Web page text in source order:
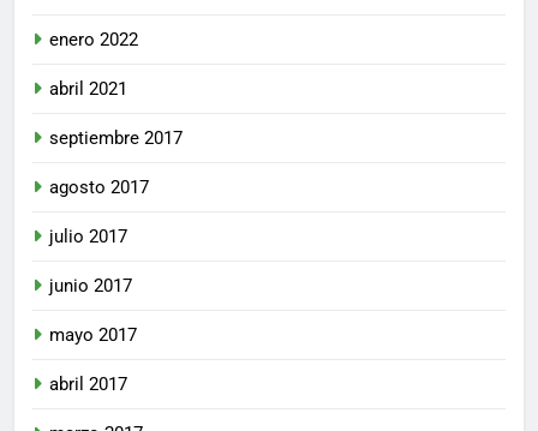
enero 2022
abril 2021
septiembre 2017
agosto 2017
julio 2017
junio 2017
mayo 2017
abril 2017